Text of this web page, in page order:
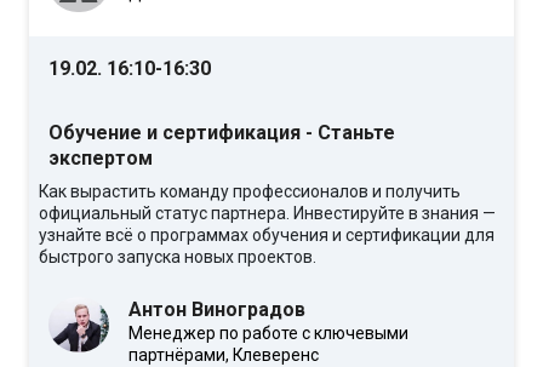
19.02. 16:10-16:30
Обучение и сертификация - Станьте
экспертом
Как вырастить команду профессионалов и получить
официальный статус партнера. Инвестируйте в знания —
узнайте всё о программах обучения и сертификации для
быстрого запуска новых проектов.
Антон Виноградов
Менеджер по работе с ключевыми
партнёрами, Клеверенс